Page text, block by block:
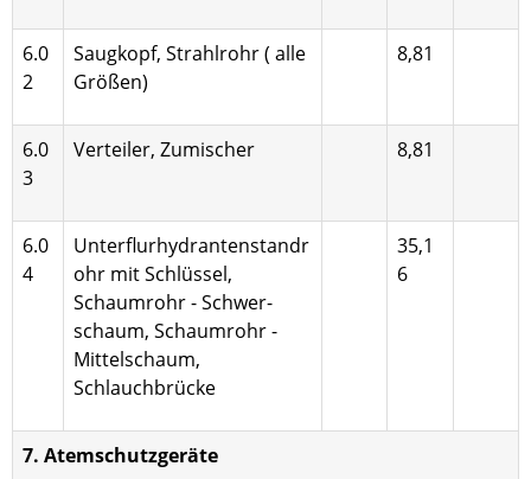
6.0
2
Saugkopf, Strahlrohr ( alle
Größen)
8,81
6.0
3
Verteiler, Zumischer 8,81
6.0
4
Unterflurhydrantenstandr
ohr mit Schlüssel,
Schaumrohr - Schwer­
schaum, Schaumrohr -
Mittelschaum,
Schlauchbrücke
35,1
6
7. Atemschutzgeräte